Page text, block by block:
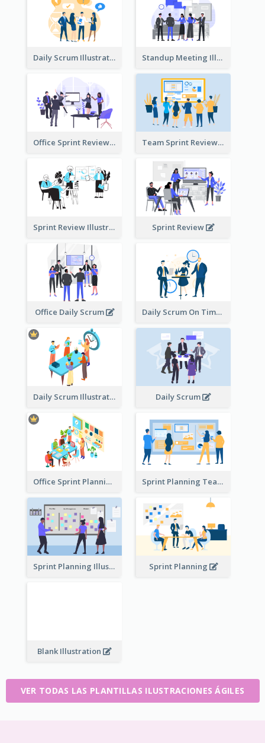
Daily Scrum Illustration Standup Meeting Illustration
Office Sprint Review Team Sprint Review
Sprint Review Illustration Sprint Review
Office Daily Scrum Daily Scrum On Time
Daily Scrum Illustration Daily Scrum
Office Sprint Planning Sprint Planning Team
Sprint Planning Illustration Sprint Planning
Blank Illustration
VER TODAS LAS PLANTILLAS ILUSTRACIONES ÁGILES